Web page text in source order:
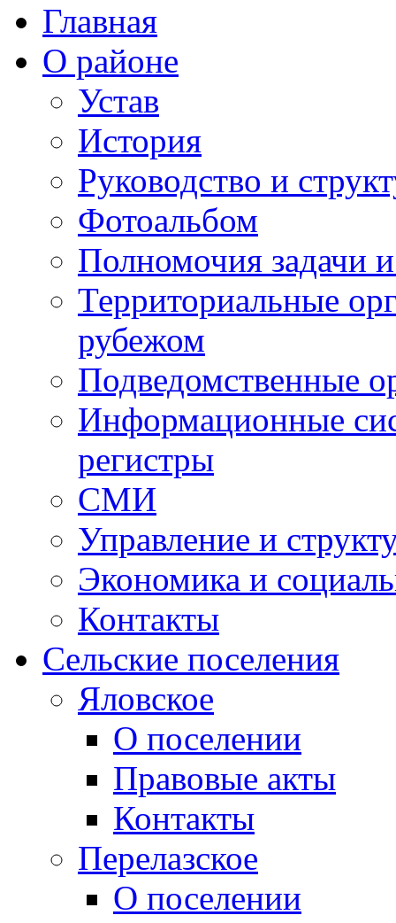
Главная
О районе
Устав
История
Руководство и
Фотоальбом
Полномочия задачи
Территориальные
рубежом
Подведомственные
Информационные
регистры
СМИ
Управление и
Экономика и
Контакты
Сельские поселения
Яловское
О поселении
Правовые акты
Контакты
Перелазское
О поселении